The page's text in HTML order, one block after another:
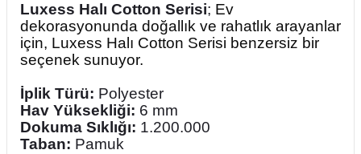
Luxess Halı Cotton Serisi; Ev
dekorasyonunda doğallık ve rahatlık arayanlar
için, Luxess Halı Cotton Serisi benzersiz bir
seçenek sunuyor.
İplik Türü: Polyester
Hav Yüksekliği: 6 mm
Dokuma Sıklığı: 1.200.000
Taban: Pamuk